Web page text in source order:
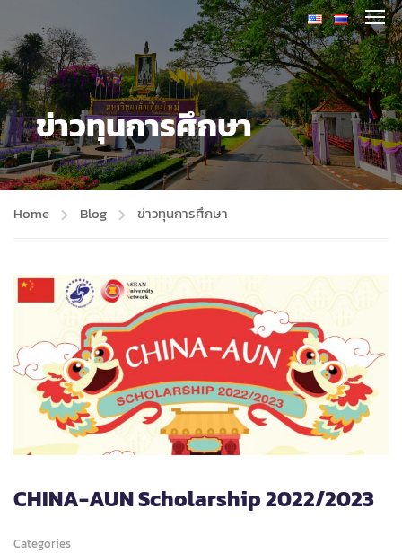
ข่าวทุนการศึกษา
Home Blog ข่าวทุนการศึกษา
CHINA-AUN Scholarship 2022/2023
Categories